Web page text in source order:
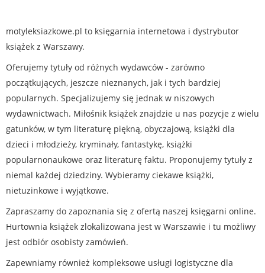
motyleksiazkowe.pl to księgarnia internetowa i dystrybutor
książek z Warszawy.
Oferujemy tytuły od różnych wydawców - zarówno
początkujących, jeszcze nieznanych, jak i tych bardziej
popularnych. Specjalizujemy się jednak w niszowych
wydawnictwach. Miłośnik książek znajdzie u nas pozycje z wielu
gatunków, w tym literaturę piękną, obyczajową, książki dla
dzieci i młodzieży, kryminały, fantastykę, książki
popularnonaukowe oraz literaturę faktu. Proponujemy tytuły z
niemal każdej dziedziny. Wybieramy ciekawe książki,
nietuzinkowe i wyjątkowe.
Zapraszamy do zapoznania się z ofertą naszej księgarni online.
Hurtownia książek zlokalizowana jest w Warszawie i tu możliwy
jest odbiór osobisty zamówień.
Zapewniamy również kompleksowe usługi logistyczne dla